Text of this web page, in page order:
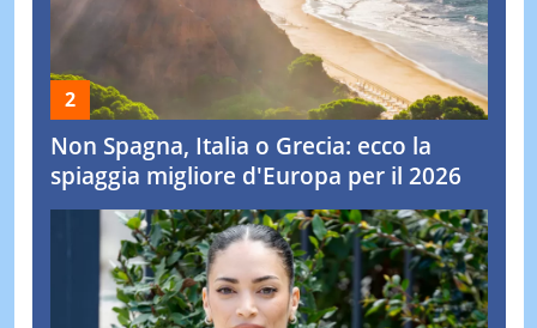
Non Spagna, Italia o Grecia: ecco la
spiaggia migliore d'Europa per il 2026